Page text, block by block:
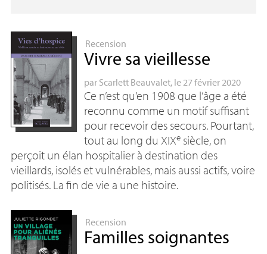
Recension
Vivre sa vieillesse
par Scarlett Beauvalet, le 27 février 2020
Ce n’est qu’en 1908 que l’âge a été
reconnu comme un motif suffisant
pour recevoir des secours. Pourtant,
tout au long du XIXesiècle, on
perçoit un élan hospitalier à destination des
vieillards, isolés et vulnérables, mais aussi actifs, voire
politisés. La fin de vie a une histoire.
Recension
Familles soignantes